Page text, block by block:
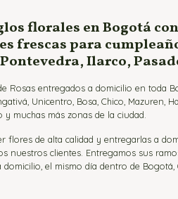
florales en Bogotá
frescas para
Ilarco,
Rosas entregados a domicilio en toda
Unicentro, Bosa, Chico, Mazuren,
y muchas más zonas de la ciudad.
flores de alta calidad y entregarlas a
nuestros clientes. Entregamos sus
el mismo día dentro de Bogotá,